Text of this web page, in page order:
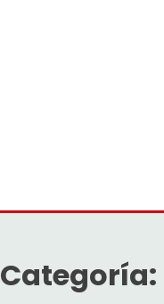
Categoría: